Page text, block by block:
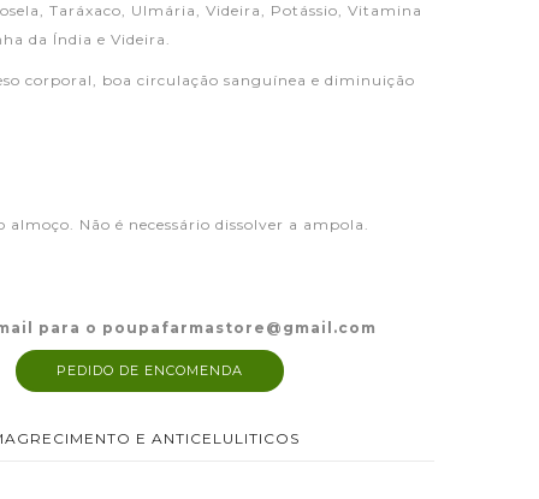
Taráxaco, Ulmária, Videira, Potássio, Vitamina
da Índia e Videira.
corporal, boa circulação sanguínea e diminuição
Não é necessário dissolver a ampola.
para o poupafarmastore@gmail.com
PEDIDO DE ENCOMENDA
E ANTICELULITICOS